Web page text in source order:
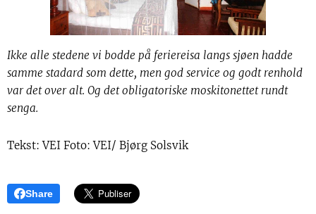
Ikke alle stedene vi bodde på feriereisa langs sjøen hadde
samme stadard som dette, men god service og godt renhold
var det over alt. Og det obligatoriske moskitonettet rundt
senga.
Tekst: VEI Foto: VEI/ Bjørg Solsvik
Share